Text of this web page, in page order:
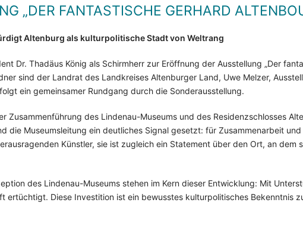
„DER FANTASTISCHE GERHARD
Altenburg als kulturpolitische Stadt von Weltrang
Dr. Thadäus König als Schirmherr zur Eröffnung der Ausstellung „Der
sind der Landrat des Landkreises Altenburger Land, Uwe Melzer,
ein gemeinsamer Rundgang durch die Sonderausstellung.
Zusammenführung des Lindenau-Museums und des Residenzschlosses
die Museumsleitung ein deutliches Signal gesetzt: für Zusammenarbeit
Künstler, sie ist zugleich ein Statement über den Ort, an
des Lindenau-Museums stehen im Kern dieser Entwicklung: Mit
ertüchtigt. Diese Investition ist ein bewusstes kulturpolitisches Bekenntnis